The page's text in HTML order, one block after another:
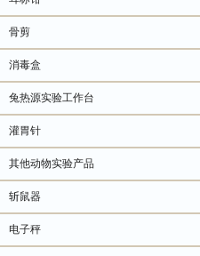
骨剪
消毒盒
兔热源实验工作台
灌胃针
其他动物实验产品
斩鼠器
电子秤